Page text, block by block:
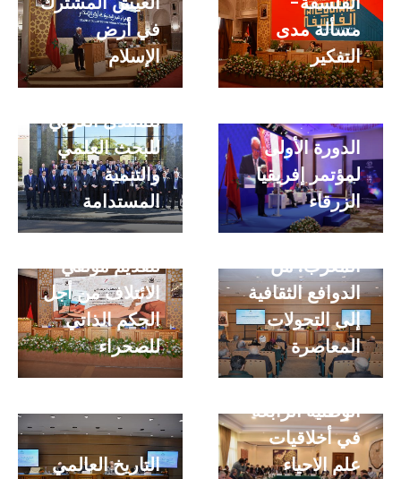
في أرض
الإسلام
مسألة مدى
التفكير
الدورة السادسة
للمنتدى العربي
للبحث العلمي
والتنمية
المستدامة
الدورة الأولى
لمؤتمر إفريقيا
الزرقاء
الحفل الرسمي
لتقديم مؤلفي
الائتلاف من أجل
الحكم الذاتي
للصحراء
التطور التاريخي
للترجمة في
المغرب: من
الدوافع الثقافية
إلى التحولات
المعاصرة
التاريخ العالمي
استضافة الندوة
الوطنية الرابعة
في أخلاقيات
علم الاحياء